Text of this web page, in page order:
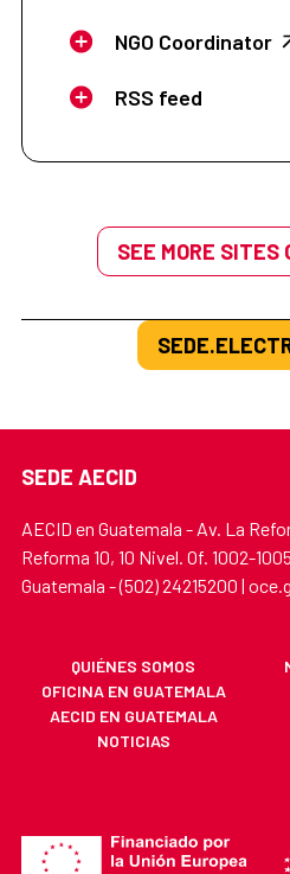
NGO Coordinator
RSS feed
SEE MORE SITES
SEDE AECID
AECID en Guatemala - Av. La
Reforma 10, 10 Nivel. Of. 1002-
Guatemala - (502) 24215200 |
QUIÉNES SOMOS
OFICINA EN GUATEMALA
AECID EN GUATEMALA
NOTICIAS